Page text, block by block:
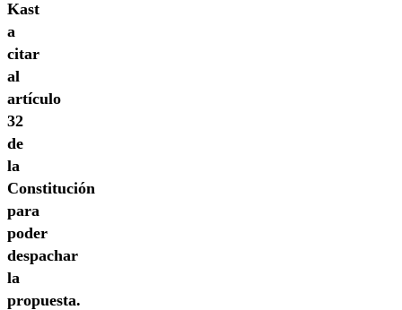
Kast
a
citar
al
artículo
32
de
la
Constitución
para
poder
despachar
la
propuesta.